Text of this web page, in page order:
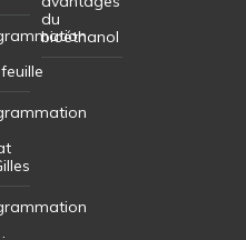
du
bioéthanol